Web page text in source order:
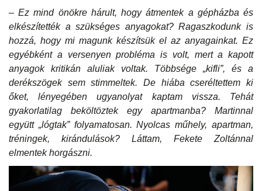
– Ez mind önökre hárult, hogy átmentek a gépházba és
elkészítették a szükséges anyagokat? Ragaszkodunk is
hozzá, hogy mi magunk készítsük el az anyagainkat. Ez
egyébként a versenyen probléma is volt, mert a kapott
anyagok kritikán aluliak voltak. Többsége „kifli”, és a
derékszögek sem stimmeltek. De hiába cseréltettem ki
őket, lényegében ugyanolyat kaptam vissza. Tehát
gyakorlatilag beköltöztek egy apartmanba? Martinnal
együtt „lógtak” folyamatosan. Nyolcas műhely, apartman,
tréningek, kirándulások? Láttam, Fekete Zoltánnal
elmentek horgászni.